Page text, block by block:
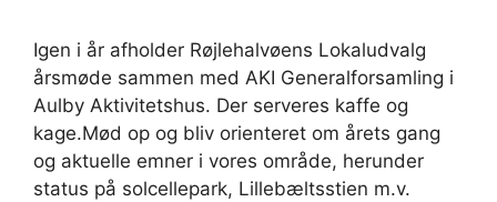
Igen i år afholder Røjlehalvøens Lokaludvalg
årsmøde sammen med AKI Generalforsamling i
Aulby Aktivitetshus. Der serveres kaffe og
kage.Mød op og bliv orienteret om årets gang
og aktuelle emner i vores område, herunder
status på solcellepark, Lillebæltsstien m.v.